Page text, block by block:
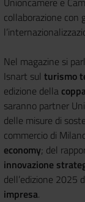
collaborazione
Nel magazine si
Isnart sul turismo
edizione della
saranno partner
delle misure di
commercio di
economy; del
innovazione
dell’edizione 2025
impresa.